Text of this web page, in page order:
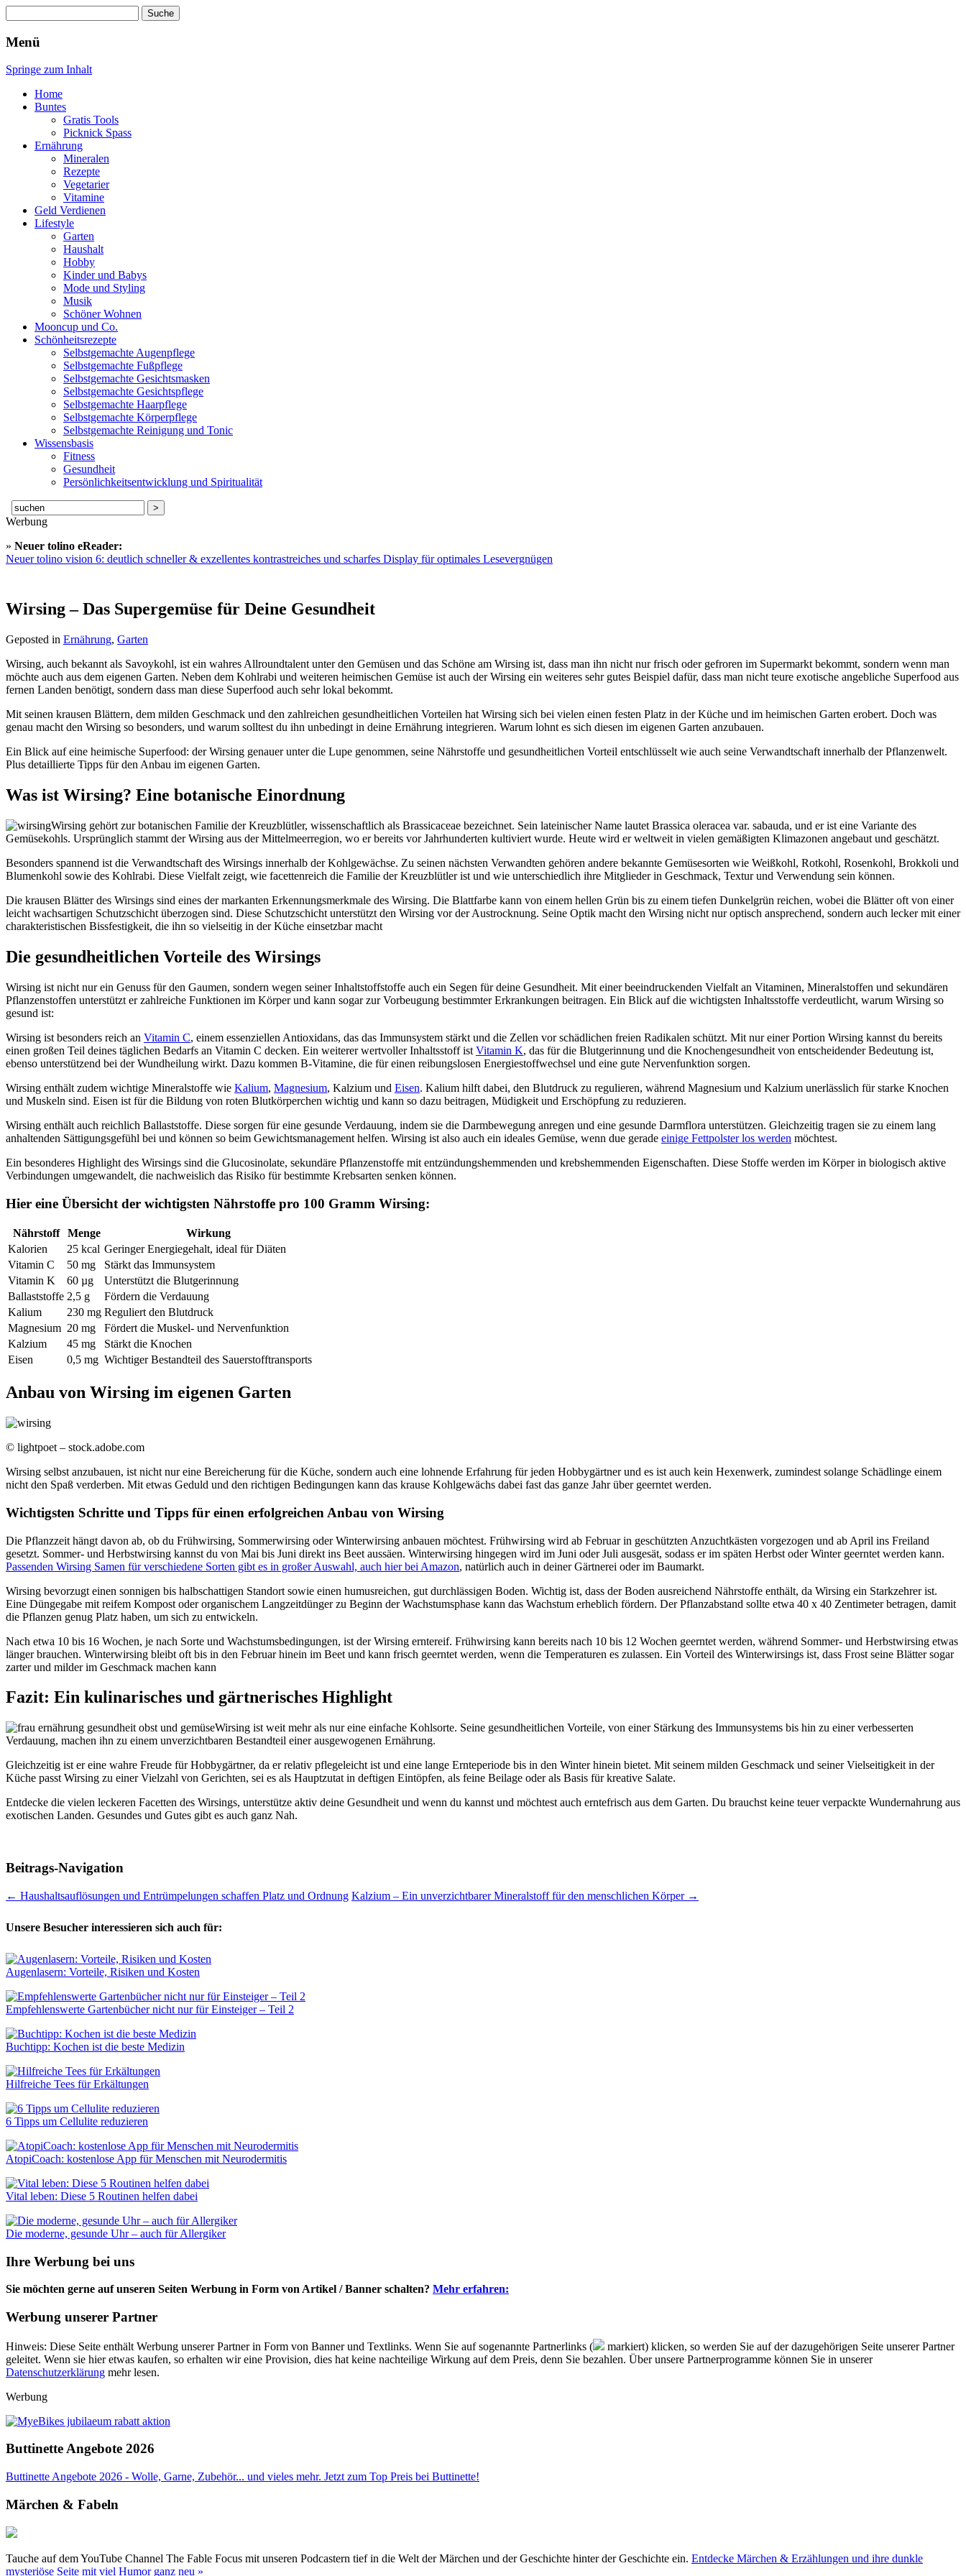
Pinkies
nach:
Menü
Springe zum Inhalt
Home
Buntes
Gratis Tools
Picknick Spass
Ernährung
Mineralen
Rezepte
Vegetarier
Vitamine
Geld Verdienen
Lifestyle
Garten
Haushalt
Hobby
Kinder und Babys
Mode und Styling
Musik
Schöner Wohnen
Mooncup und Co.
Schönheitsrezepte
Selbstgemachte Augenpflege
Selbstgemachte Fußpflege
Selbstgemachte Gesichtsmasken
Selbstgemachte Gesichtspflege
Selbstgemachte Haarpflege
Selbstgemachte Körperpflege
Selbstgemachte Reinigung und Tonic
Wissensbasis
Fitness
Gesundheit
Persönlichkeitsentwicklung und Spiritualität
Suche
nach:
Werbung
» Neuer tolino eReader:
Neuer tolino vision 6: deutlich schneller & exzellentes kontrastreiches und scharfes Display für optimales Lesevergnügen
Wirsing – Das Supergemüse für Deine Gesundheit
Geposted in Ernährung, Garten
Wirsing, auch bekannt als Savoykohl, ist ein wahres Allroundtalent unter den Gemüsen und das Schöne am Wirsing ist, dass man ihn nicht nur frisch oder gefroren im Supermarkt bekommt, sondern wenn man
möchte auch aus dem eigenen Garten. Neben dem Kohlrabi und weiteren heimischen Gemüse ist auch der Wirsing ein weiteres sehr gutes Beispiel dafür, dass man nicht teure exotische angebliche Superfood aus
fernen Landen benötigt, sondern dass man diese Superfood auch sehr lokal bekommt.
Mit seinen krausen Blättern, dem milden Geschmack und den zahlreichen gesundheitlichen Vorteilen hat Wirsing sich bei vielen einen festen Platz in der Küche und im heimischen Garten erobert. Doch was
genau macht den Wirsing so besonders, und warum solltest du ihn unbedingt in deine Ernährung integrieren. Warum lohnt es sich diesen im eigenen Garten anzubauen.
Ein Blick auf eine heimische Superfood: der Wirsing genauer unter die Lupe genommen, seine Nährstoffe und gesundheitlichen Vorteil entschlüsselt wie auch seine Verwandtschaft innerhalb der Pflanzenwelt.
Plus detaillierte Tipps für den Anbau im eigenen Garten.
Was ist Wirsing? Eine botanische Einordnung
Wirsing gehört zur botanischen Familie der Kreuzblütler, wissenschaftlich als Brassicaceae bezeichnet. Sein lateinischer Name lautet Brassica oleracea var. sabauda, und er ist eine Variante des
Gemüsekohls. Ursprünglich stammt der Wirsing aus der Mittelmeerregion, wo er bereits vor Jahrhunderten kultiviert wurde. Heute wird er weltweit in vielen gemäßigten Klimazonen angebaut und geschätzt.
Besonders spannend ist die Verwandtschaft des Wirsings innerhalb der Kohlgewächse. Zu seinen nächsten Verwandten gehören andere bekannte Gemüsesorten wie Weißkohl, Rotkohl, Rosenkohl, Brokkoli und
Blumenkohl sowie des Kohlrabi. Diese Vielfalt zeigt, wie facettenreich die Familie der Kreuzblütler ist und wie unterschiedlich ihre Mitglieder in Geschmack, Textur und Verwendung sein können.
Die krausen Blätter des Wirsings sind eines der markanten Erkennungsmerkmale des Wirsing. Die Blattfarbe kann von einem hellen Grün bis zu einem tiefen Dunkelgrün reichen, wobei die Blätter oft von einer
leicht wachsartigen Schutzschicht überzogen sind. Diese Schutzschicht unterstützt den Wirsing vor der Austrocknung. Seine Optik macht den Wirsing nicht nur optisch ansprechend, sondern auch lecker mit einer
charakteristischen Bissfestigkeit, die ihn so vielseitig in der Küche einsetzbar macht
Die gesundheitlichen Vorteile des Wirsings
Wirsing ist nicht nur ein Genuss für den Gaumen, sondern wegen seiner Inhaltstoffstoffe auch ein Segen für deine Gesundheit. Mit einer beeindruckenden Vielfalt an Vitaminen, Mineralstoffen und sekundären
Pflanzenstoffen unterstützt er zahlreiche Funktionen im Körper und kann sogar zur Vorbeugung bestimmter Erkrankungen beitragen. Ein Blick auf die wichtigsten Inhaltsstoffe verdeutlicht, warum Wirsing so
gesund ist:
Wirsing ist besonders reich an Vitamin C, einem essenziellen Antioxidans, das das Immunsystem stärkt und die Zellen vor schädlichen freien Radikalen schützt. Mit nur einer Portion Wirsing kannst du bereits
einen großen Teil deines täglichen Bedarfs an Vitamin C decken. Ein weiterer wertvoller Inhaltsstoff ist Vitamin K, das für die Blutgerinnung und die Knochengesundheit von entscheidender Bedeutung ist,
ebenso unterstützend bei der Wundheilung wirkt. Dazu kommen B-Vitamine, die für einen reibungslosen Energiestoffwechsel und eine gute Nervenfunktion sorgen.
Wirsing enthält zudem wichtige Mineralstoffe wie Kalium, Magnesium, Kalzium und Eisen. Kalium hilft dabei, den Blutdruck zu regulieren, während Magnesium und Kalzium unerlässlich für starke Knochen
und Muskeln sind. Eisen ist für die Bildung von roten Blutkörperchen wichtig und kann so dazu beitragen, Müdigkeit und Erschöpfung zu reduzieren.
Wirsing enthält auch reichlich Ballaststoffe. Diese sorgen für eine gesunde Verdauung, indem sie die Darmbewegung anregen und eine gesunde Darmflora unterstützen. Gleichzeitig tragen sie zu einem lang
anhaltenden Sättigungsgefühl bei und können so beim Gewichtsmanagement helfen. Wirsing ist also auch ein ideales Gemüse, wenn due gerade einige Fettpolster los werden möchtest.
Ein besonderes Highlight des Wirsings sind die Glucosinolate, sekundäre Pflanzenstoffe mit entzündungshemmenden und krebshemmenden Eigenschaften. Diese Stoffe werden im Körper in biologisch aktive
Verbindungen umgewandelt, die nachweislich das Risiko für bestimmte Krebsarten senken können.
Hier eine Übersicht der wichtigsten Nährstoffe pro 100 Gramm Wirsing:
Nährstoff Menge
Wirkung
Kalorien
25 kcal Geringer Energiegehalt, ideal für Diäten
Vitamin C
50 mg
Stärkt das Immunsystem
Vitamin K
60 µg
Unterstützt die Blutgerinnung
Ballaststoffe 2,5 g
Fördern die Verdauung
Kalium
230 mg Reguliert den Blutdruck
Magnesium 20 mg
Fördert die Muskel- und Nervenfunktion
Kalzium
45 mg
Stärkt die Knochen
Eisen
0,5 mg Wichtiger Bestandteil des Sauerstofftransports
Anbau von Wirsing im eigenen Garten
© lightpoet – stock.adobe.com
Wirsing selbst anzubauen, ist nicht nur eine Bereicherung für die Küche, sondern auch eine lohnende Erfahrung für jeden Hobbygärtner und es ist auch kein Hexenwerk, zumindest solange Schädlinge einem
nicht den Spaß verderben. Mit etwas Geduld und den richtigen Bedingungen kann das krause Kohlgewächs dabei fast das ganze Jahr über geerntet werden.
Wichtigsten Schritte und Tipps für einen erfolgreichen Anbau von Wirsing
Die Pflanzzeit hängt davon ab, ob du Frühwirsing, Sommerwirsing oder Winterwirsing anbauen möchtest. Frühwirsing wird ab Februar in geschützten Anzuchtkästen vorgezogen und ab April ins Freiland
gesetzt. Sommer- und Herbstwirsing kannst du von Mai bis Juni direkt ins Beet aussäen. Winterwirsing hingegen wird im Juni oder Juli ausgesät, sodass er im späten Herbst oder Winter geerntet werden kann.
Passenden Wirsing Samen für verschiedene Sorten gibt es in großer Auswahl, auch hier bei Amazon, natürlich auch in deiner Gärtnerei oder im Baumarkt.
Wirsing bevorzugt einen sonnigen bis halbschattigen Standort sowie einen humusreichen, gut durchlässigen Boden. Wichtig ist, dass der Boden ausreichend Nährstoffe enthält, da Wirsing ein Starkzehrer ist.
Eine Düngegabe mit reifem Kompost oder organischem Langzeitdünger zu Beginn der Wachstumsphase kann das Wachstum erheblich fördern. Der Pflanzabstand sollte etwa 40 x 40 Zentimeter betragen, damit
die Pflanzen genug Platz haben, um sich zu entwickeln.
Nach etwa 10 bis 16 Wochen, je nach Sorte und Wachstumsbedingungen, ist der Wirsing erntereif. Frühwirsing kann bereits nach 10 bis 12 Wochen geerntet werden, während Sommer- und Herbstwirsing etwas
länger brauchen. Winterwirsing bleibt oft bis in den Februar hinein im Beet und kann frisch geerntet werden, wenn die Temperaturen es zulassen. Ein Vorteil des Winterwirsings ist, dass Frost seine Blätter sogar
zarter und milder im Geschmack machen kann
Fazit: Ein kulinarisches und gärtnerisches Highlight
Wirsing ist weit mehr als nur eine einfache Kohlsorte. Seine gesundheitlichen Vorteile, von einer Stärkung des Immunsystems bis hin zu einer verbesserten
Verdauung, machen ihn zu einem unverzichtbaren Bestandteil einer ausgewogenen Ernährung.
Gleichzeitig ist er eine wahre Freude für Hobbygärtner, da er relativ pflegeleicht ist und eine lange Ernteperiode bis in den Winter hinein bietet. Mit seinem milden Geschmack und seiner Vielseitigkeit in der
Küche passt Wirsing zu einer Vielzahl von Gerichten, sei es als Hauptzutat in deftigen Eintöpfen, als feine Beilage oder als Basis für kreative Salate.
Entdecke die vielen leckeren Facetten des Wirsings, unterstütze aktiv deine Gesundheit und wenn du kannst und möchtest auch erntefrisch aus dem Garten. Du brauchst keine teuer verpackte Wundernahrung aus
exotischen Landen. Gesundes und Gutes gibt es auch ganz Nah.
Beitrags-Navigation
← Haushaltsauflösungen und Entrümpelungen schaffen Platz und Ordnung Kalzium – Ein unverzichtbarer Mineralstoff für den menschlichen Körper →
Unsere Besucher interessieren sich auch für:
Augenlasern: Vorteile, Risiken und Kosten
Empfehlenswerte Gartenbücher nicht nur für Einsteiger – Teil 2
Buchtipp: Kochen ist die beste Medizin
Hilfreiche Tees für Erkältungen
6 Tipps um Cellulite reduzieren
AtopiCoach: kostenlose App für Menschen mit Neurodermitis
Vital leben: Diese 5 Routinen helfen dabei
Die moderne, gesunde Uhr – auch für Allergiker
Ihre Werbung bei uns
Sie möchten gerne auf unseren Seiten Werbung in Form von Artikel / Banner schalten? Mehr erfahren:
Werbung unserer Partner
Hinweis: Diese Seite enthält Werbung unserer Partner in Form von Banner und Textlinks. Wenn Sie auf sogenannte Partnerlinks (
markiert) klicken, so werden Sie auf der dazugehörigen Seite unserer Partner
geleitet. Wenn sie hier etwas kaufen, so erhalten wir eine Provision, dies hat keine nachteilige Wirkung auf dem Preis, denn Sie bezahlen. Über unsere Partnerprogramme können Sie in unserer
Datenschutzerklärung mehr lesen.
Werbung
Buttinette Angebote 2026
Buttinette Angebote 2026 - Wolle, Garne, Zubehör... und vieles mehr. Jetzt zum Top Preis bei Buttinette!
Märchen & Fabeln
Tauche auf dem YouTube Channel The Fable Focus mit unseren Podcastern tief in die Welt der Märchen und der Geschichte hinter der Geschichte ein. Entdecke Märchen & Erzählungen und ihre dunkle
mysteriöse Seite mit viel Humor ganz neu »